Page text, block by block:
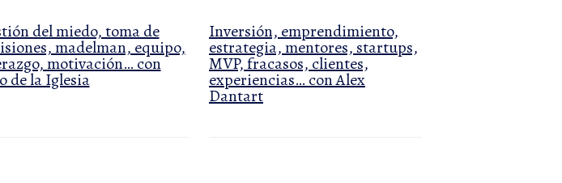
del miedo, toma de
madelman, equipo,
motivación… con
de la Iglesia
Inversión, emprendimiento,
estrategia, mentores, startups,
MVP, fracasos, clientes,
experiencias… con Alex
Dantart